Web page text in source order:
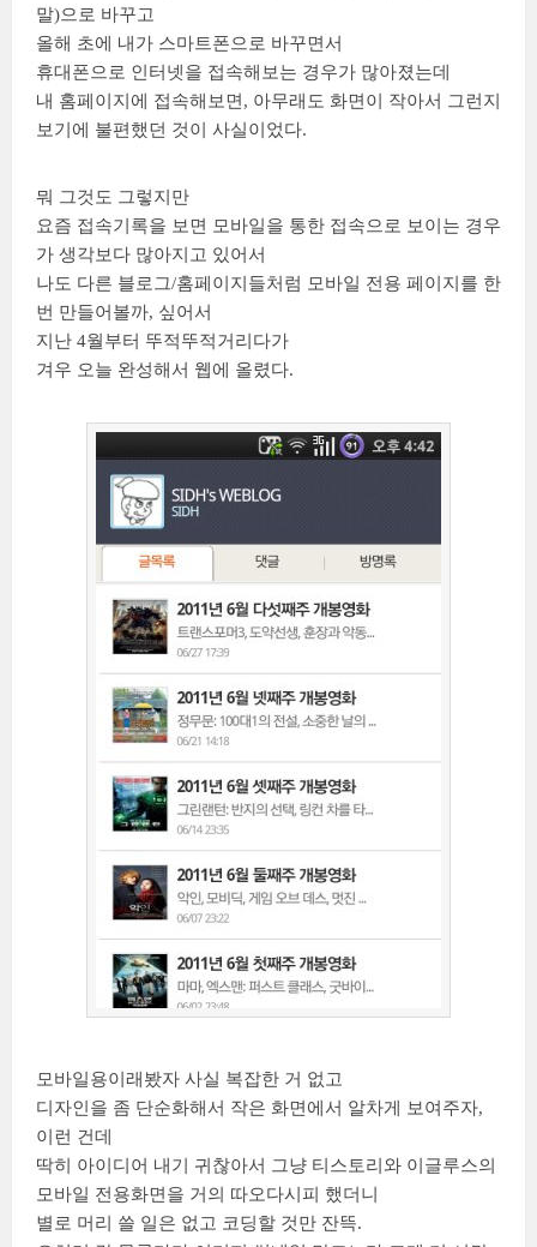
말)으로 바꾸고
올해 초에 내가 스마트폰으로 바꾸면서
휴대폰으로 인터넷을 접속해보는 경우가 많아졌는데
내 홈페이지에 접속해보면, 아무래도 화면이 작아서 그런지
보기에 불편했던 것이 사실이었다.
뭐 그것도 그렇지만
요즘 접속기록을 보면 모바일을 통한 접속으로 보이는 경우
가 생각보다 많아지고 있어서
나도 다른 블로그/홈페이지들처럼 모바일 전용 페이지를 한
번 만들어볼까, 싶어서
지난 4월부터 뚜적뚜적거리다가
겨우 오늘 완성해서 웹에 올렸다.
모바일용이래봤자 사실 복잡한 거 없고
디자인을 좀 단순화해서 작은 화면에서 알차게 보여주자,
이런 건데
딱히 아이디어 내기 귀찮아서 그냥 티스토리와 이글루스의
모바일 전용화면을 거의 따오다시피 했더니
별로 머리 쓸 일은 없고 코딩할 것만 잔뜩.